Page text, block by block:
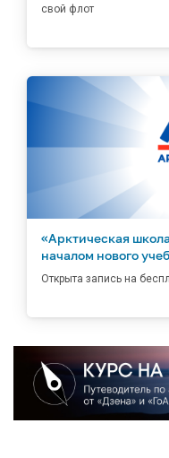
свой флот
«Арктическая
началом нового
Открыта запись на